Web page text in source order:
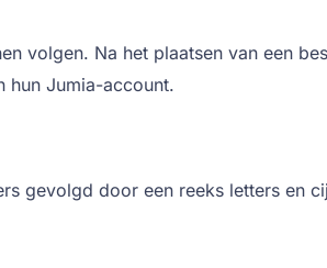
volgen. Na het plaatsen van een
hun Jumia-account.
gevolgd door een reeks letters en